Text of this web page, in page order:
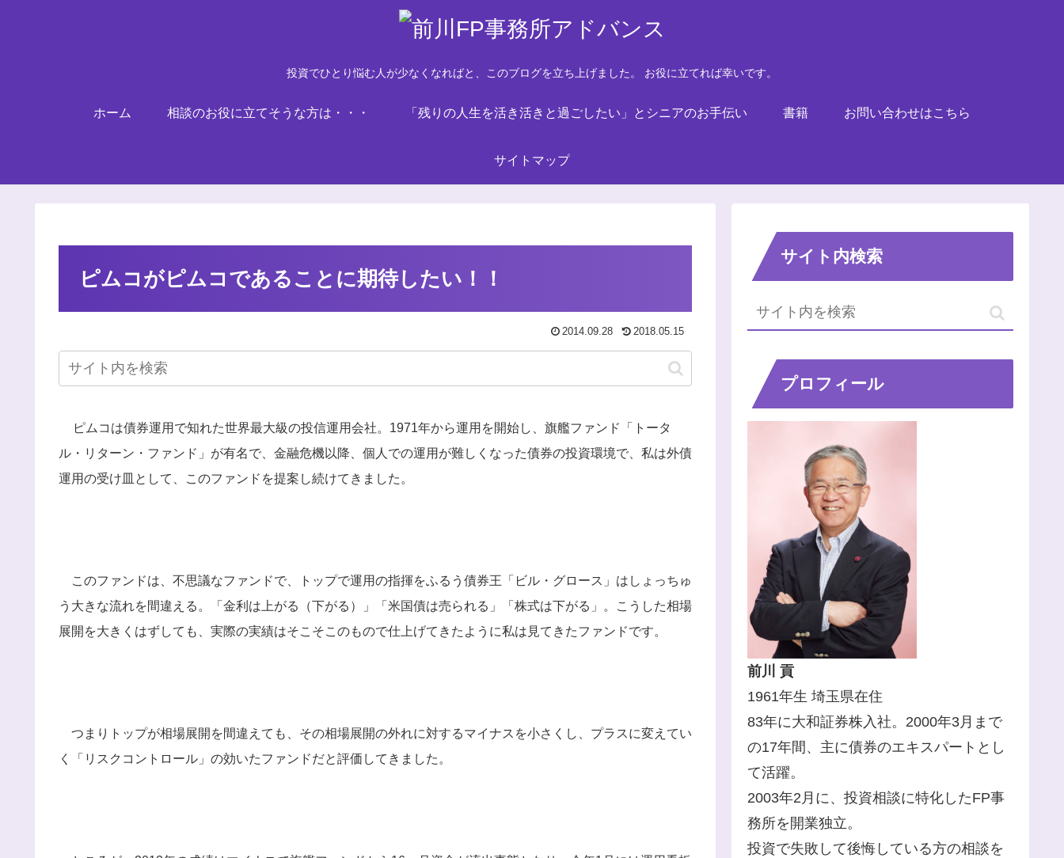
投資でひとり悩む人が少なくなればと、このブログを立ち上げました。 お役に立てれば幸いです。
ホーム 相談のお役に立てそうな方は・・・ 「残りの人生を活き活きと過ごしたい」とシニアのお手伝い 書籍 お問い合わせはこちら
サイトマップ
ピムコがピムコであることに期待したい！！
2014.09.28 2018.05.15
ピムコは債券運用で知れた世界最大級の投信運用会社。1971年から運用を開始し、旗艦ファンド「トータ
ル・リターン・ファンド」が有名で、金融危機以降、個人での運用が難しくなった債券の投資環境で、私は外債
運用の受け皿として、このファンドを提案し続けてきました。
このファンドは、不思議なファンドで、トップで運用の指揮をふるう債券王「ビル・グロース」はしょっちゅ
う大きな流れを間違える。「金利は上がる（下がる）」「米国債は売られる」「株式は下がる」。こうした相場
展開を大きくはずしても、実際の実績はそこそこのもので仕上げてきたように私は見てきたファンドです。
つまりトップが相場展開を間違えても、その相場展開の外れに対するマイナスを小さくし、プラスに変えてい
く「リスクコントロール」の効いたファンドだと評価してきました。
サイト内検索
プロフィール
前川 貢
1961年生 埼玉県在住
83年に大和証券株入社。2000年3月まで
の17年間、主に債券のエキスパートとし
て活躍。
2003年2月に、投資相談に特化したFP事
務所を開業独立。
投資で失敗して後悔している方の相談を